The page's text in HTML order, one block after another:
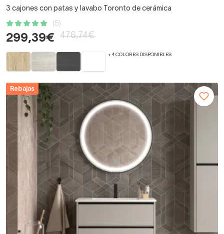
3 cajones con patas y lavabo Toronto de cerámica
(5)
299,39€ 476,74€
+ 4 COLORES DISPONIBLES
Rebajas